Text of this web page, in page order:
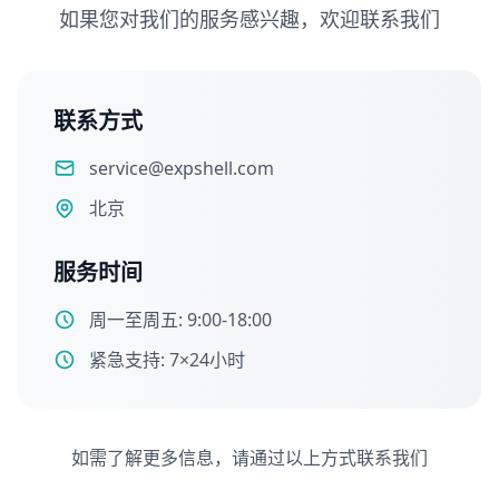
如果您对我们的服务感兴趣，欢迎联系我们
联系方式
service@expshell.com
北京
服务时间
周一至周五: 9:00-18:00
紧急支持: 7×24小时
如需了解更多信息，请通过以上方式联系我们